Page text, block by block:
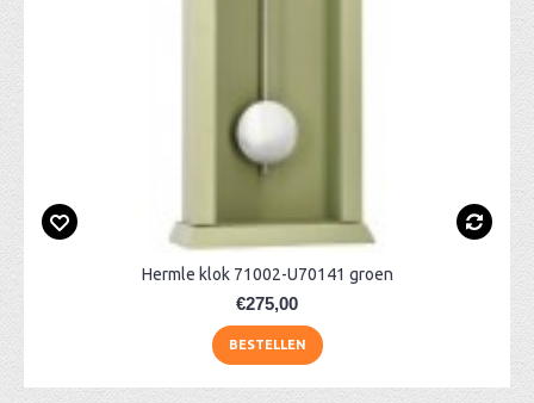
Hermle klok 71002-U70141 groen
€275,00
BESTELLEN